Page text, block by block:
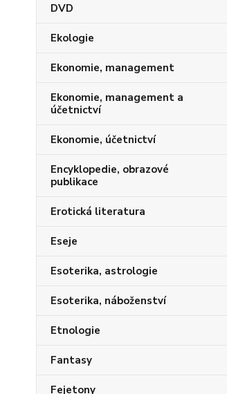
DVD
Ekologie
Ekonomie, management
Ekonomie, management a
účetnictví
Ekonomie, účetnictví
Encyklopedie, obrazové
publikace
Erotická literatura
Eseje
Esoterika, astrologie
Esoterika, náboženství
Etnologie
Fantasy
Fejetony